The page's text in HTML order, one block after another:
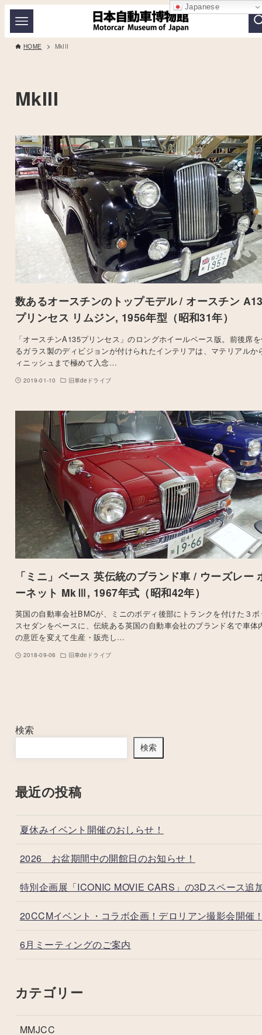
HOME MkIII
MkIII
数あるオースチンのトップモデル / オースチン
プリンセス リムジン, 1956年型（昭和31年）
「オースチンA135プリンセス」のロングホイールベース版。前後席
るガラス製のディビジョンが付けられたインテリアは、マテリアルか
ィニッシュまで極めて入念…
2019-01-10 旧車deドライブ
「ミニ」ベース 英伝統のブランド車 / ウーズレー
ーネット MkⅢ, 1967年式（昭和42年）
英国の自動車会社BMCが、ミニのボディ後部にトランクを付けた３
スセダンをベースに、伝統ある英国の自動車会社のブランド名で車体
の意匠を変えて生産・販売し…
2018-09-06 旧車deドライブ
検索
検索
最近の投稿
夏休みイベント開催のおしらせ！
2026 お盆期間中の開館日のお知らせ！
特別企画展「ICONIC MOVIE CARS」の3Dスペース追
20CCMイベント・コラボ企画！デロリアン撮影会開催
6月ミーティングのご案内
カテゴリー
MMJCC
Japanese